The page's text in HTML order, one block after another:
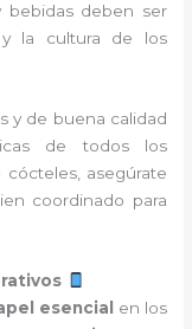
bebidas deben ser
la cultura de los
y de buena calidad
de todos los
cócteles, asegúrate
coordinado para
esencial
en los